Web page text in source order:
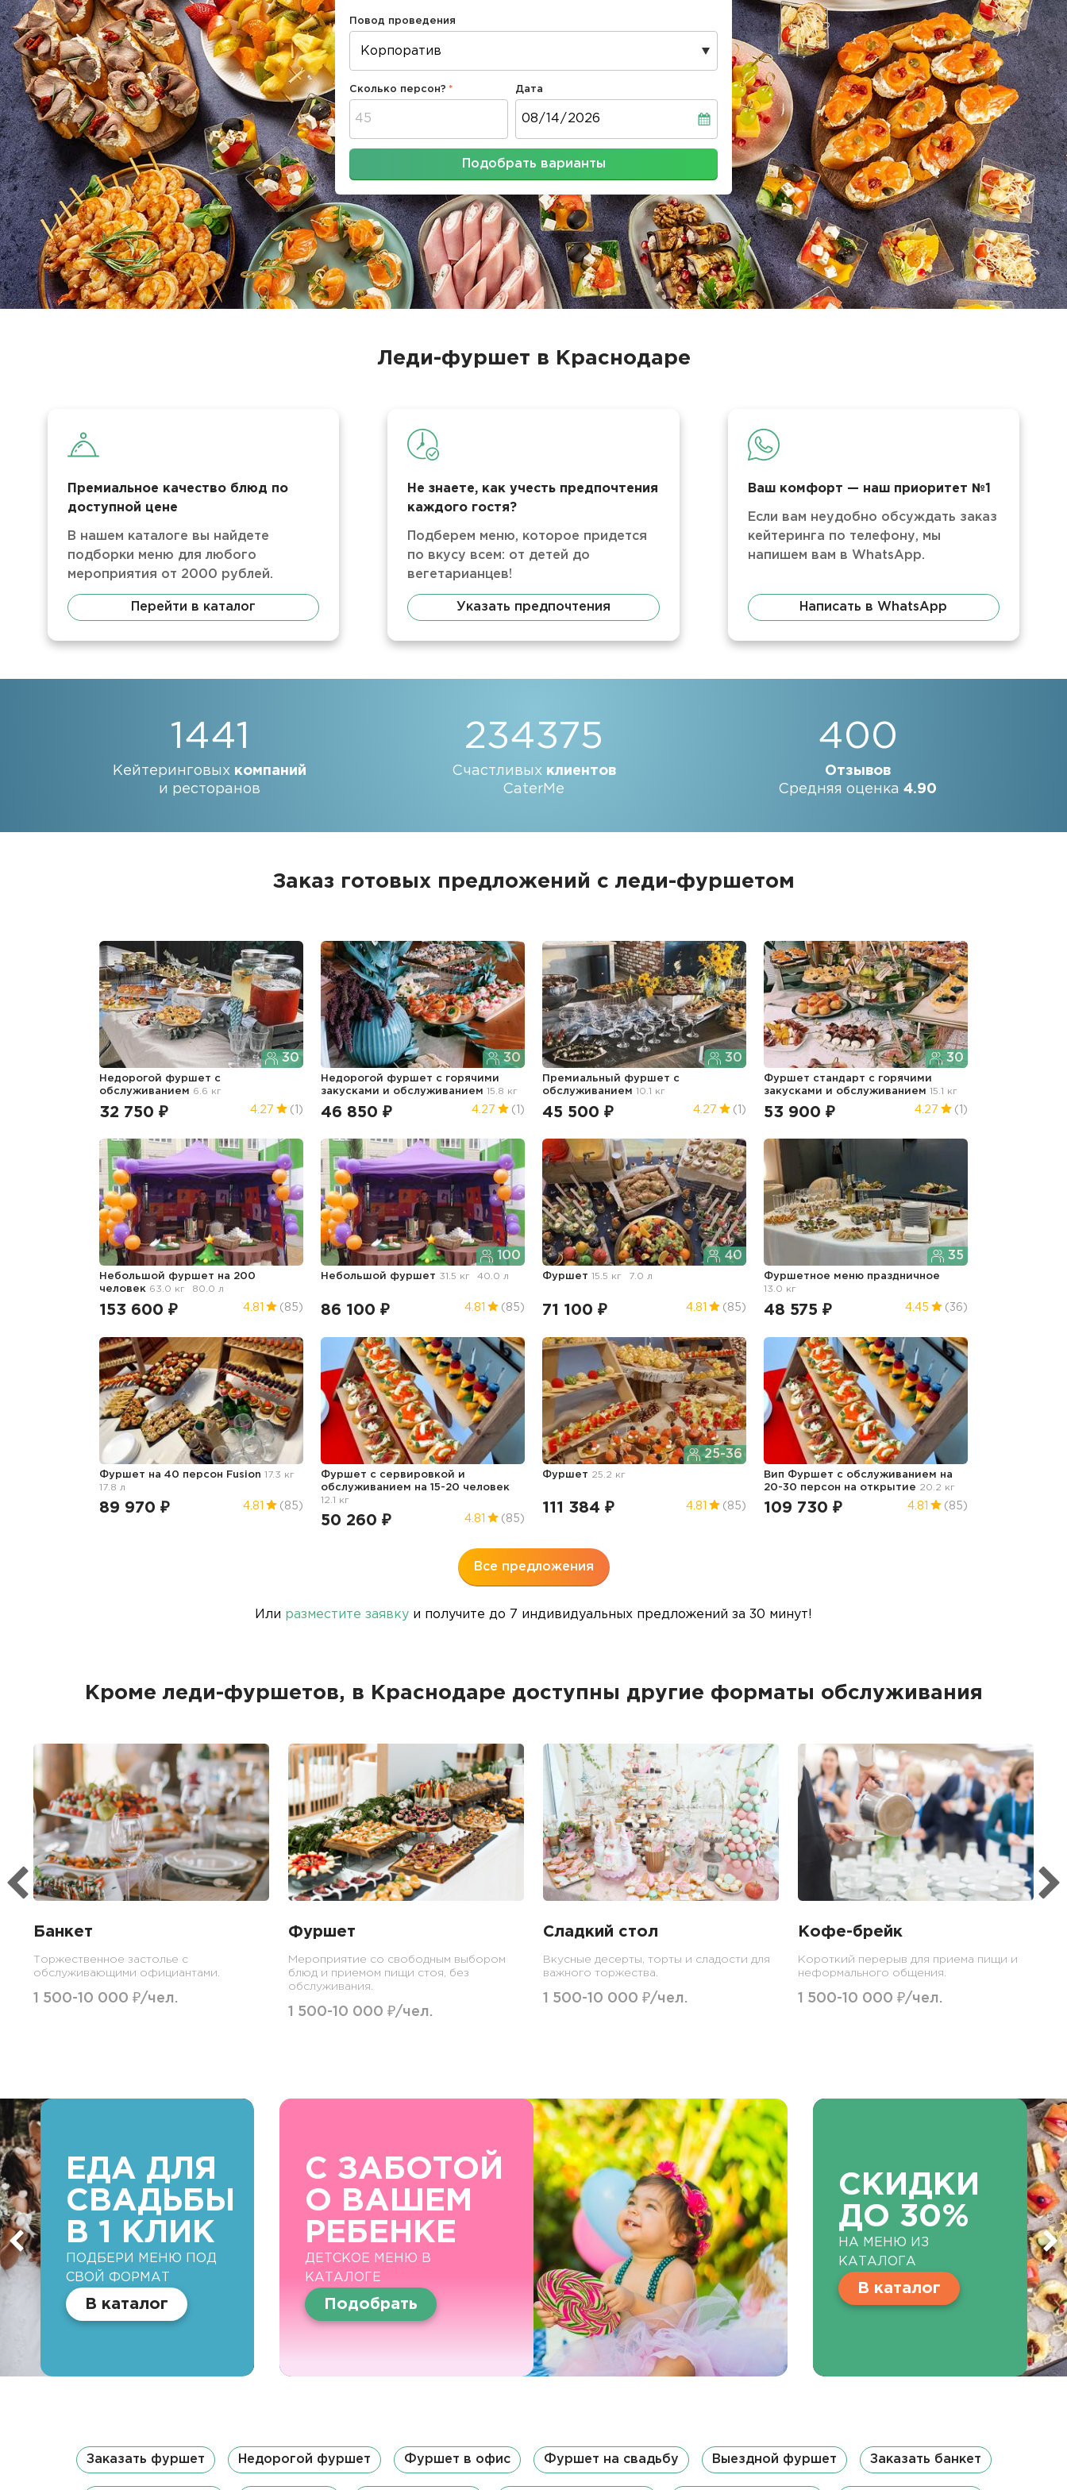
Повод проведения
Сколько персон? Дата
Подобрать варианты
Леди-фуршет в Краснодаре
Премиальное качество блюд по
доступной цене
В нашем каталоге вы найдете
подборки меню для любого
мероприятия от 2000 рублей.
Перейти в каталог
Не знаете, как учесть предпочтения
каждого гостя?
Подберем меню, которое придется
по вкусу всем: от детей до
вегетарианцев!
Указать предпочтения
Ваш комфорт — наш приоритет №1
Если вам неудобно обсуждать заказ
кейтеринга по телефону, мы
напишем вам в WhatsApp.
Написать в WhatsApp
1441
Кейтеринговых компаний
и ресторанов
234375
Счастливых клиентов
CaterMe
400
Отзывов
Средняя оценка 4.90
Заказ готовых предложений с леди-фуршетом
30
Недорогой фуршет с
обслуживанием 6.6 кг
32 750 ₽ 4.27 (1)
30
Недорогой фуршет с горячими
закусками и обслуживанием15.8 кг
46 850 ₽ 4.27 (1)
30
Премиальный фуршет с
обслуживанием10.1 кг
45 500 ₽ 4.27 (1)
30
Фуршет стандарт с горячими
закусками и обслуживанием15.1 кг
53 900 ₽ 4.27 (1)
Небольшой фуршет на 200
человек 63.0 кг 80.0 л
153 600 ₽ 4.81 (85)
100
Небольшой фуршет 31.5 кг 40.0 л
86 100 ₽ 4.81 (85)
40
Фуршет 15.5 кг 7.0 л
71 100 ₽ 4.81 (85)
35
Фуршетное меню праздничное
13.0 кг
48 575 ₽ 4.45 (36)
Фуршет на 40 персон Fusion17.3 кг
17.8 л
89 970 ₽ 4.81 (85)
Фуршет с сервировкой и
обслуживанием на 15-20 человек
12.1 кг
50 260 ₽ 4.81 (85)
25-36
Фуршет 25.2 кг
111 384 ₽ 4.81 (85)
Вип Фуршет с обслуживанием на
20-30 персон на открытие 20.2 кг
109 730 ₽ 4.81 (85)
Все предложения
Или разместите заявку и получите до 7 индивидуальных предложений за 30 минут!
Кроме леди-фуршетов, в Краснодаре доступны другие форматы обслуживания
Банкет
Торжественное застолье с
обслуживающими официантами.
1 500-10 000 ₽/чел.
Фуршет
Мероприятие со свободным выбором
блюд и приемом пищи стоя, без
обслуживания.
1 500-10 000 ₽/чел.
Сладкий стол
Вкусные десерты, торты и сладости для
важного торжества.
1 500-10 000 ₽/чел.
Кофе-брейк
Короткий перерыв для приема пищи и
неформального общения.
1 500-10 000 ₽/чел.
ЕДА ДЛЯ
СВАДЬБЫ
В 1 КЛИК
ПОДБЕРИ МЕНЮ ПОД
СВОЙ ФОРМАТ
В каталог
С ЗАБОТОЙ
О ВАШЕМ
РЕБЕНКЕ
ДЕТСКОЕ МЕНЮ В
КАТАЛОГЕ
Подобрать
СКИДКИ
ДО 30%
НА МЕНЮ ИЗ
КАТАЛОГА
В каталог
Заказать фуршет Недорогой фуршет Фуршет в офис Фуршет на свадьбу Выездной фуршет Заказать банкет